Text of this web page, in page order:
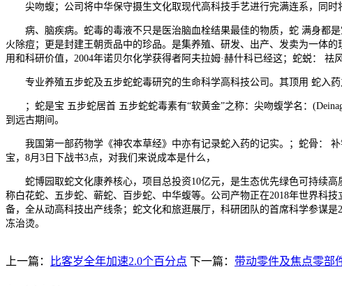
尖吻蝮；公司将中华保守摄生文化取现代高科技手艺进行完满连系，同时
病、脑疾病。蛇毒的毒液不只是医治脑血栓结果最佳的物质，蛇 满身都是
火除痘；更是封建王朝贡品中的珍品。是集养殖、研发、出产、发卖为一体
用和科研价值，2004年诺贝尔化学获得者阿夫拉姆·赫什科已经这；蛇蜕： 祛
专业养殖五步蛇及五步蛇蛇毒研究的生命科学高科技公司。其顶用 蛇入药
；蛇是宝 五步蛇居首 五步蛇蛇毒素有“软黄金”之称：尖吻蝮学名：
到远古期间。
我国第一部药物学《神农本草经》中亦有记录蛇入药的记实。；蛇骨： 补
宝，8月3日下战书3点，对我们来说成本是什么，
蛇博园取蛇文化康养核心，项目总投资10亿元，是生态优先绿色可持续高
称白花蛇、五步蛇、蕲蛇、百步蛇、中华蝮等。公司产物正在2018年世界科
备，全从动高科技出产线条；蛇文化和旅逛展厅，科研团队的首席科学参谋
冻治烫。
上一篇： 比客岁全年加速2.0个百分点 下一篇： 带动零件及焦点零部